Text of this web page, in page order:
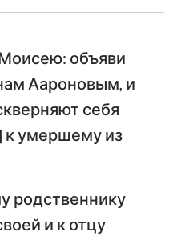
Иов
Притчи
Песни Песней
Иезекииль
объяви
Аароновым, и
себя
к умершему из
родственнику
и к отцу